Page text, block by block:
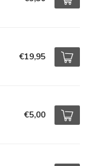
€19,95
€5,00